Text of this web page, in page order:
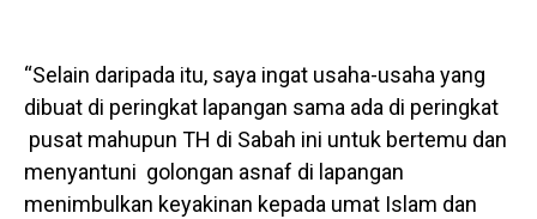
“Selain daripada itu, saya ingat usaha-usaha yang
dibuat di peringkat lapangan sama ada di peringkat
pusat mahupun TH di Sabah ini untuk bertemu dan
menyantuni golongan asnaf di lapangan
menimbulkan keyakinan kepada umat Islam dan